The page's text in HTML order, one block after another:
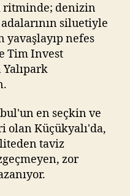
ritminde; denizin
siluetiyle
yavaşlayıp nefes
Tim Invest
Yalıpark
en seçkin ve
olan Küçükyalı'da,
taviz
zor